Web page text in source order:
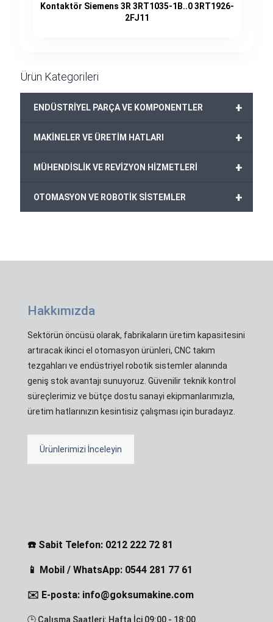
Kontaktör Siemens 3R 3RT1035-1B..0 3RT1926-
2FJ11
Ürün Kategorileri
+
ENDÜSTRİYEL PARÇA VE KOMPONENTLER
+
MAKİNELER VE ÜRETİM HATLARI
+
MÜHENDİSLİK VE REVİZYON HİZMETLERİ
+
OTOMASYON VE ROBOTİK SİSTEMLER
Hakkımızda
Sektörün öncüsü olarak, fabrikaların üretim kapasitesini
artıracak ikinci el otomasyon ürünleri, CNC takım
tezgahları ve endüstriyel robotik sistemler alanında
geniş stok avantajı sunuyoruz. Güvenilir teknik kontrol
süreçlerimiz ve bütçe dostu sanayi ekipmanlarımızla,
üretim hatlarınızın kesintisiz çalışması için buradayız.
Ürünlerimizi İnceleyin
☎️ Sabit Telefon: 0212 222 72 81
📱 Mobil / WhatsApp: 0544 281 77 61
✉️ E-posta: info@goksumakine.com
🕒 Çalışma Saatleri: Hafta İçi 09:00 - 18:00